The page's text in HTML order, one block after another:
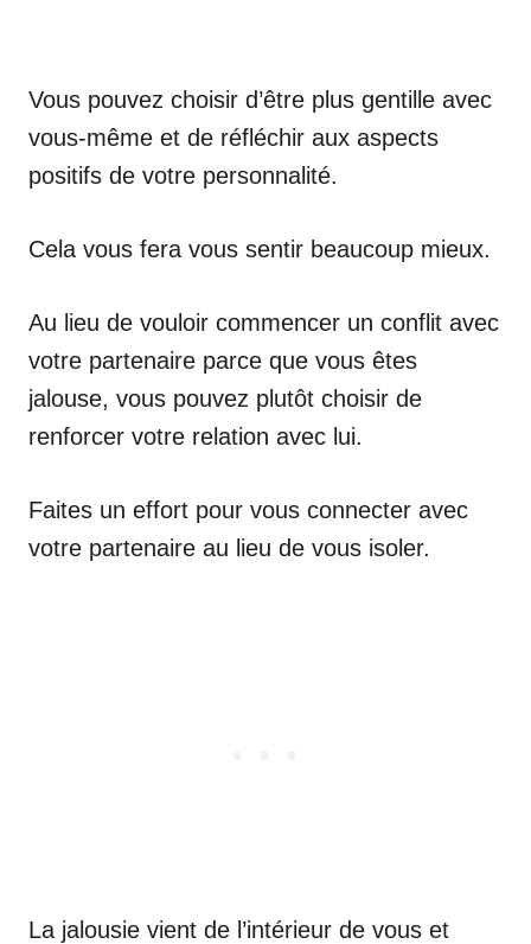
Vous pouvez choisir d’être plus gentille avec
vous-même et de réfléchir aux aspects
positifs de votre personnalité.
Cela vous fera vous sentir beaucoup mieux.
Au lieu de vouloir commencer un conflit avec
votre partenaire parce que vous êtes
jalouse, vous pouvez plutôt choisir de
renforcer votre relation avec lui.
Faites un effort pour vous connecter avec
votre partenaire au lieu de vous isoler.
La jalousie vient de l’intérieur de vous et